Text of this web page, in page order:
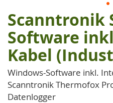
Zum
Anfang
der
Bildgalerie
springen
Scanntronik
Software
Kabel
Windows-Software inkl.
Scanntronik Thermofox
Datenlogger